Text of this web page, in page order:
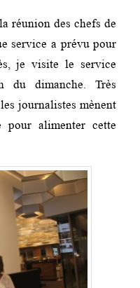
réunion des chefs de
service a prévu pour
je visite le service
du dimanche. Très
journalistes mènent
alimenter cette